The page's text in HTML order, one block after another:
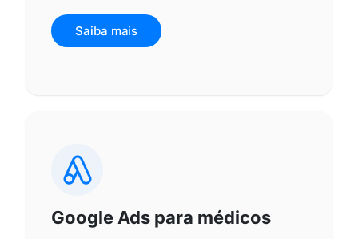
Saiba mais
Google Ads para médicos